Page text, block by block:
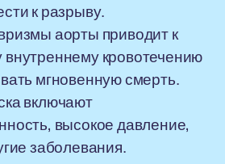
к разрыву.
аорты приводит к
кровотечению
мгновенную смерть.
включают
высокое давление,
заболевания.